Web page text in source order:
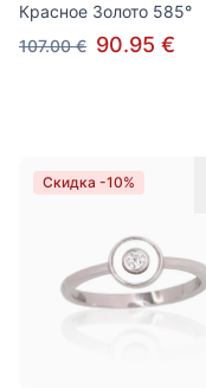
Красное Золото 585°
107.00 € 90.95 €
Скидка -10%